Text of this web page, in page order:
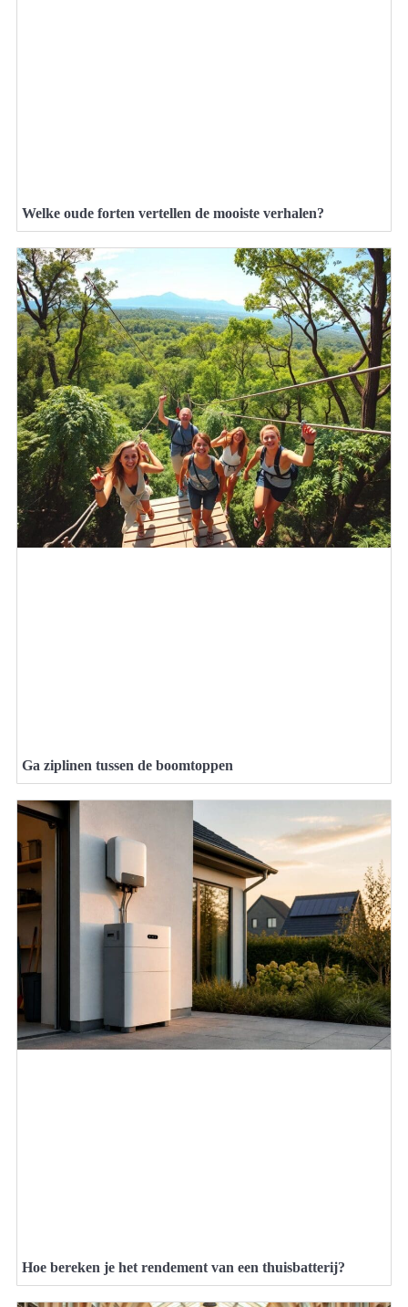
Welke oude forten vertellen de mooiste verhalen?
Ga ziplinen tussen de boomtoppen
Hoe bereken je het rendement van een thuisbatterij?